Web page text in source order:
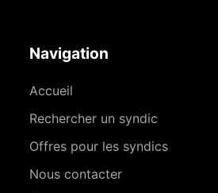
Navigation
Accueil
Rechercher un syndic
Offres pour les syndics
Nous contacter